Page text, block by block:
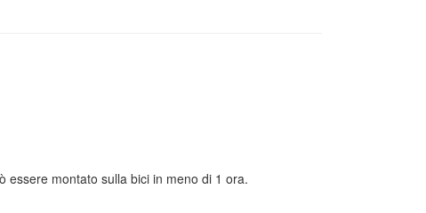
essere montato sulla bici in meno di 1 ora.